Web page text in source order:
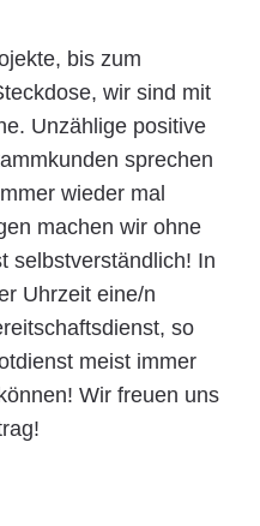
bis zum
wir sind mit
Unzählige positive
sprechen
wieder mal
machen wir ohne
selbstverständlich! In
Uhrzeit eine/n
so
meist immer
Wir freuen uns